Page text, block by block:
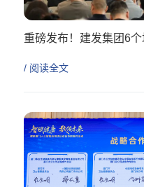
重磅发布！建发集团6
/ 阅读全文